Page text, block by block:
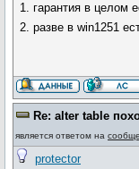
1. гарантия в целом
2. разве в win1251
Re: alter table
является ответом на
protector